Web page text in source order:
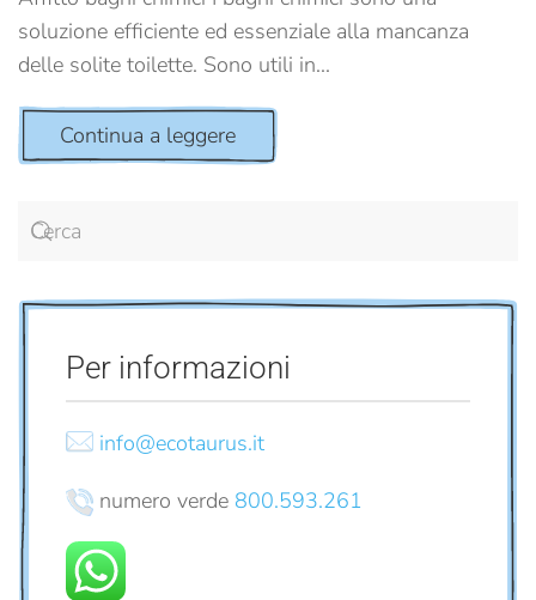
soluzione efficiente ed essenziale alla mancanza
delle solite toilette. Sono utili in...
Continua a leggere
Per informazioni
info@ecotaurus.it
numero verde 800.593.261